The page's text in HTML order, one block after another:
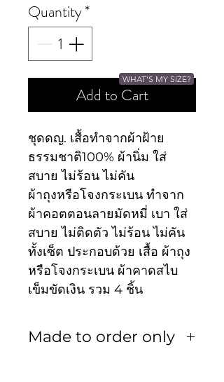
Quantity*
Add to Cart
ชุดดญ. เสื้อทำจากผ้าฝ้าย
ธรรมชาติ100% ผ้านิ่ม ใส่
สบาย ไม่ร้อน ไม่คัน
ผ้าถุงหรือโจงกระเบน ทำจาก
ผ้าคอตตอนลายมัดหมี่ เบา ใส่
สบาย ไม่ติดตัว ไม่ร้อน ไม่คัน
ทั้งเซ็ต ประกอบด้วย เสื้อ ผ้าถุง
หรือโจงกระเบน ผ้าคาดสไบ
เข็มขัดเงิน รวม 4 ชิ้น
Made to order only
WHAT'S MY SIZE?